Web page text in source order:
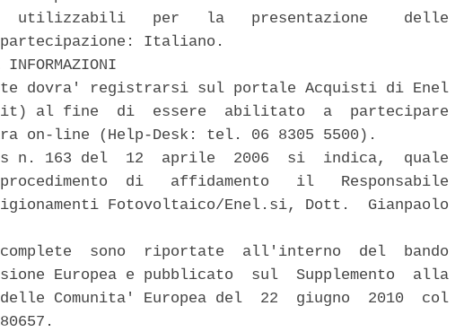
utilizzabili   per   la   presentazione    delle
partecipazione: Italiano.
INFORMAZIONI
dovra' registrarsi sul portale Acquisti di Enel
al fine  di  essere  abilitato  a  partecipare
on-line (Help-Desk: tel. 06 8305 5500).
n. 163 del  12  aprile  2006  si  indica,  quale
di   affidamento   il   Responsabile
Fotovoltaico/Enel.si, Dott.  Gianpaolo
sono  riportate  all'interno  del  bando
Europea e pubblicato  sul  Supplemento  alla
Comunita' Europea del  22  giugno  2010  col